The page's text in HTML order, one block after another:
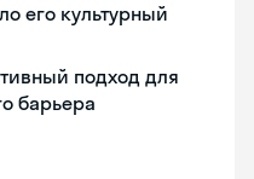
его культурный
подход для
барьера